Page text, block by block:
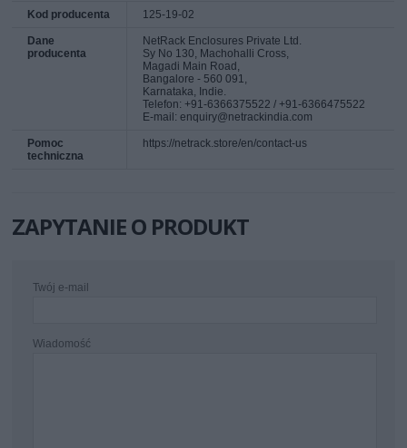
Kod producenta 125-19-02
Dane
producenta
NetRack Enclosures Private Ltd.
Sy No 130, Machohalli Cross,
Magadi Main Road,
Bangalore - 560 091,
Karnataka, Indie.
Telefon: +91-6366375522 / +91-6366475522
E-mail: enquiry@netrackindia.com
Pomoc
techniczna
https://netrack.store/en/contact-us
ZAPYTANIE O PRODUKT
Twój e-mail
Wiadomość